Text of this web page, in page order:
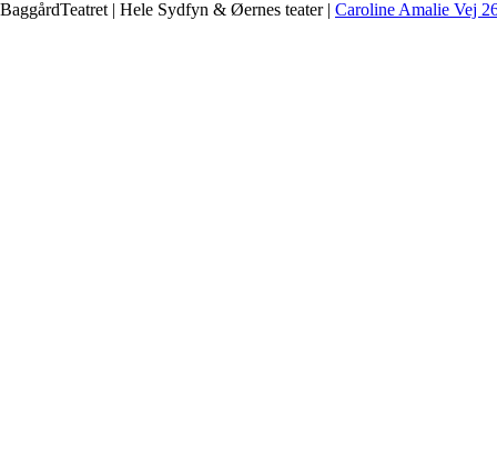
BaggårdTeatret | Hele Sydfyn & Øernes teater | Caroline Amalie Vej